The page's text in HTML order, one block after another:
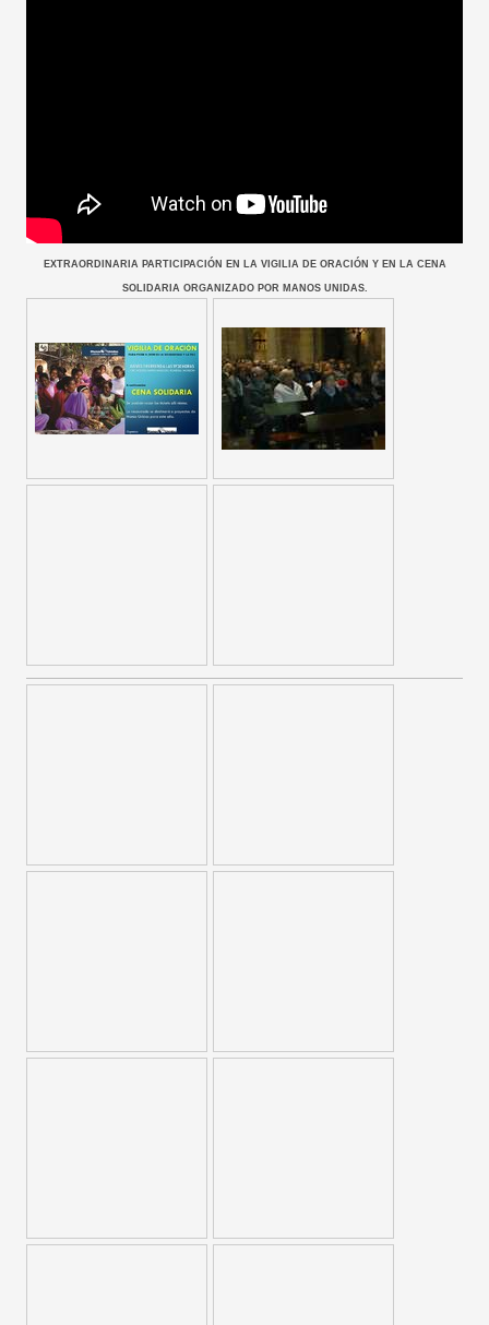
EXTRAORDINARIA PARTICIPACIÓN EN LA VIGILIA DE ORACIÓN Y EN LA CENA
SOLIDARIA ORGANIZADO POR MANOS UNIDAS.